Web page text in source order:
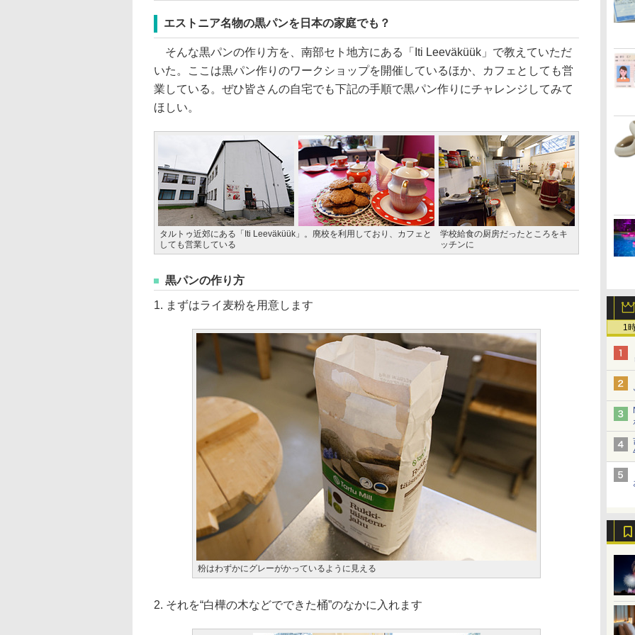
1
エストニア名物の黒パンを日本の家庭でも？
そんな黒パンの作り方を、南部セト地方にある「Iti Leeväküük」で教えていただ
いた。ここは黒パン作りのワークショップを開催しているほか、カフェとしても営
業している。ぜひ皆さんの自宅でも下記の手順で黒パン作りにチャレンジしてみて
ほしい。
タルトゥ近郊にある「Iti Leeväküük」。廃校を利用しており、カフェと
しても営業している
学校給食の厨房だったところをキ
ッチンに
黒パンの作り方
1. まずはライ麦粉を用意します
粉はわずかにグレーがかっているように見える
2. それを“白樺の木などでできた桶”のなかに入れます